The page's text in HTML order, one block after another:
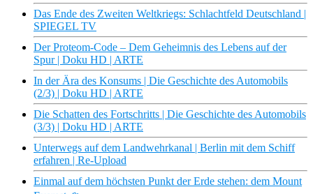
Das Ende des Zweiten Weltkriegs: Schlachtfeld Deutschland |
SPIEGEL TV
Der Proteom-Code – Dem Geheimnis des Lebens auf der
Spur | Doku HD | ARTE
In der Ära des Konsums | Die Geschichte des Automobils
(2/3) | Doku HD | ARTE
Die Schatten des Fortschritts | Die Geschichte des Automobils
(3/3) | Doku HD | ARTE
Unterwegs auf dem Landwehrkanal | Berlin mit dem Schiff
erfahren | Re-Upload
Einmal auf dem höchsten Punkt der Erde stehen: dem Mount